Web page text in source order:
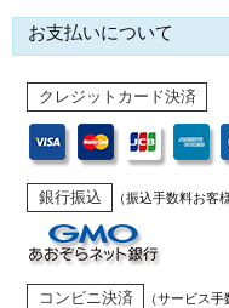
お支払いについて
クレジットカード決済
銀行振込 （振込手数料お客
コンビニ決済 （サービス手